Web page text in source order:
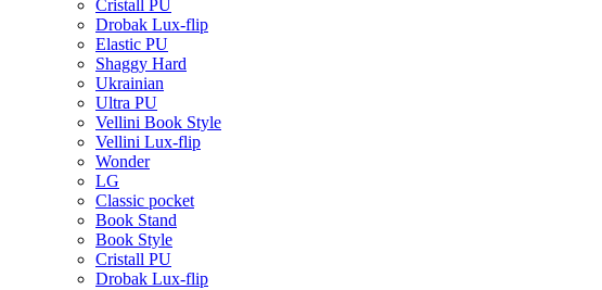
Cristall PU
Drobak Lux-flip
Elastic PU
Shaggy Hard
Ukrainian
Ultra PU
Vellini Book Style
Vellini Lux-flip
Wonder
LG
Classic pocket
Book Stand
Book Style
Cristall PU
Drobak Lux-flip